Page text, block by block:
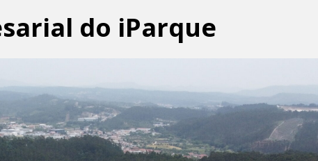
do iParque